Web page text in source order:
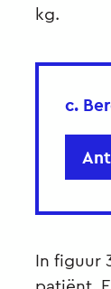
kg.
c.
In figuur